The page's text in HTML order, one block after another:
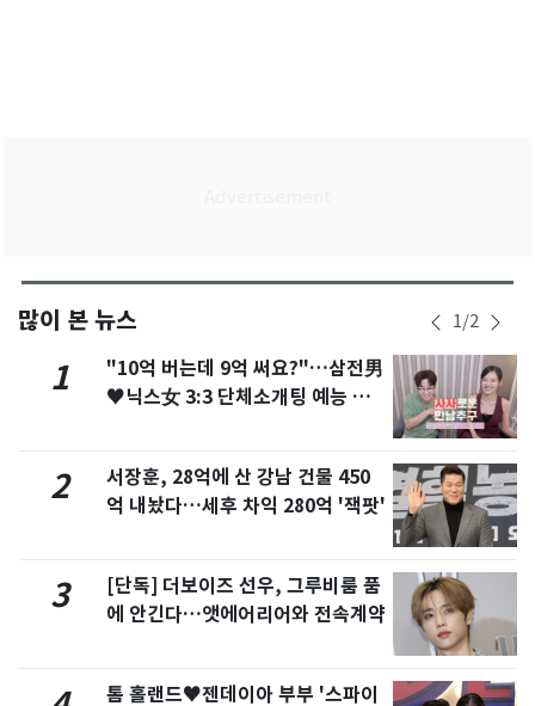
많이 본 뉴스 1/2
1
"10억 버는데 9억 써요?"…삼전男
♥닉스女 3:3 단체소개팅 예능 화
2
서장훈, 28억에 산 강남 건물 450
억 내놨다…세후 차익 280억 '잭팟'
3
[단독] 더보이즈 선우, 그루비룸 품
에 안긴다…앳에어리어와 전속계약
톰 홀랜드♥젠데이아 부부 '스파이